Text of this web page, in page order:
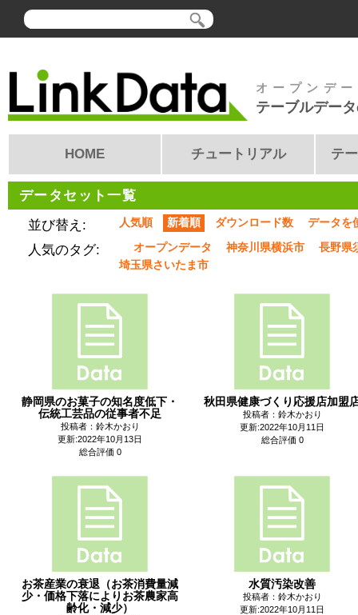
オープンデ
テーブルデー
HOME チュートリアル テ
データセット一覧
並び替え:
人気順 新着順 ダウンロード数 データを
人気のタグ: オープンデータ 神奈川県横浜市
長野県
埼玉県さいたま市
静岡県のお菓子の知名度低下・
伝統工芸品の従事者不足
投稿者：鈴木かおり
更新:2022年10月13日
総合評価 0
秋田県健康づくり応援店加盟
投稿者：鈴木かおり
更新:2022年10月11日
総合評価 0
お茶産業の衰退（お茶消費量減
少・価格下落によりお茶農家高
齢化・減少）
水質汚染改善
投稿者：鈴木かおり
更新:2022年10月11日